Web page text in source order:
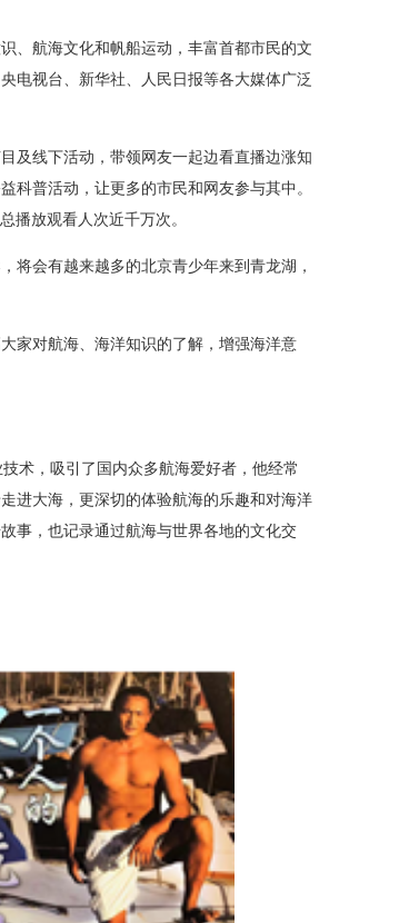
、航海文化和帆船运动，丰富首都市民的文
电视台、新华社、人民日报等各大媒体广泛
及线下活动，带领网友一起边看直播边涨知
科普活动，让更多的市民和网友参与其中。
播放观看人次近千万次。
将会有越来越多的北京青少年来到青龙湖，
家对航海、海洋知识的了解，增强海洋意
术，吸引了国内众多航海爱好者，他经常
进大海，更深切的体验航海的乐趣和对海洋
事，也记录通过航海与世界各地的文化交